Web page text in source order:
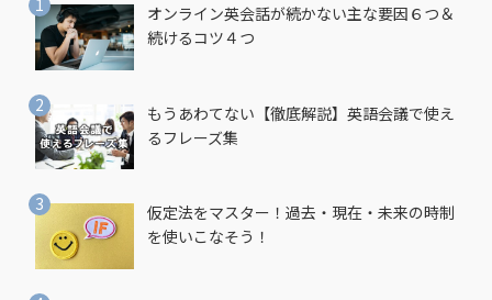
オンライン英会話が続かない主な要因６つ＆
続けるコツ４つ
もうあわてない【徹底解説】英語会議で使え
るフレーズ集
仮定法をマスター！過去・現在・未来の時制
を使いこなそう！